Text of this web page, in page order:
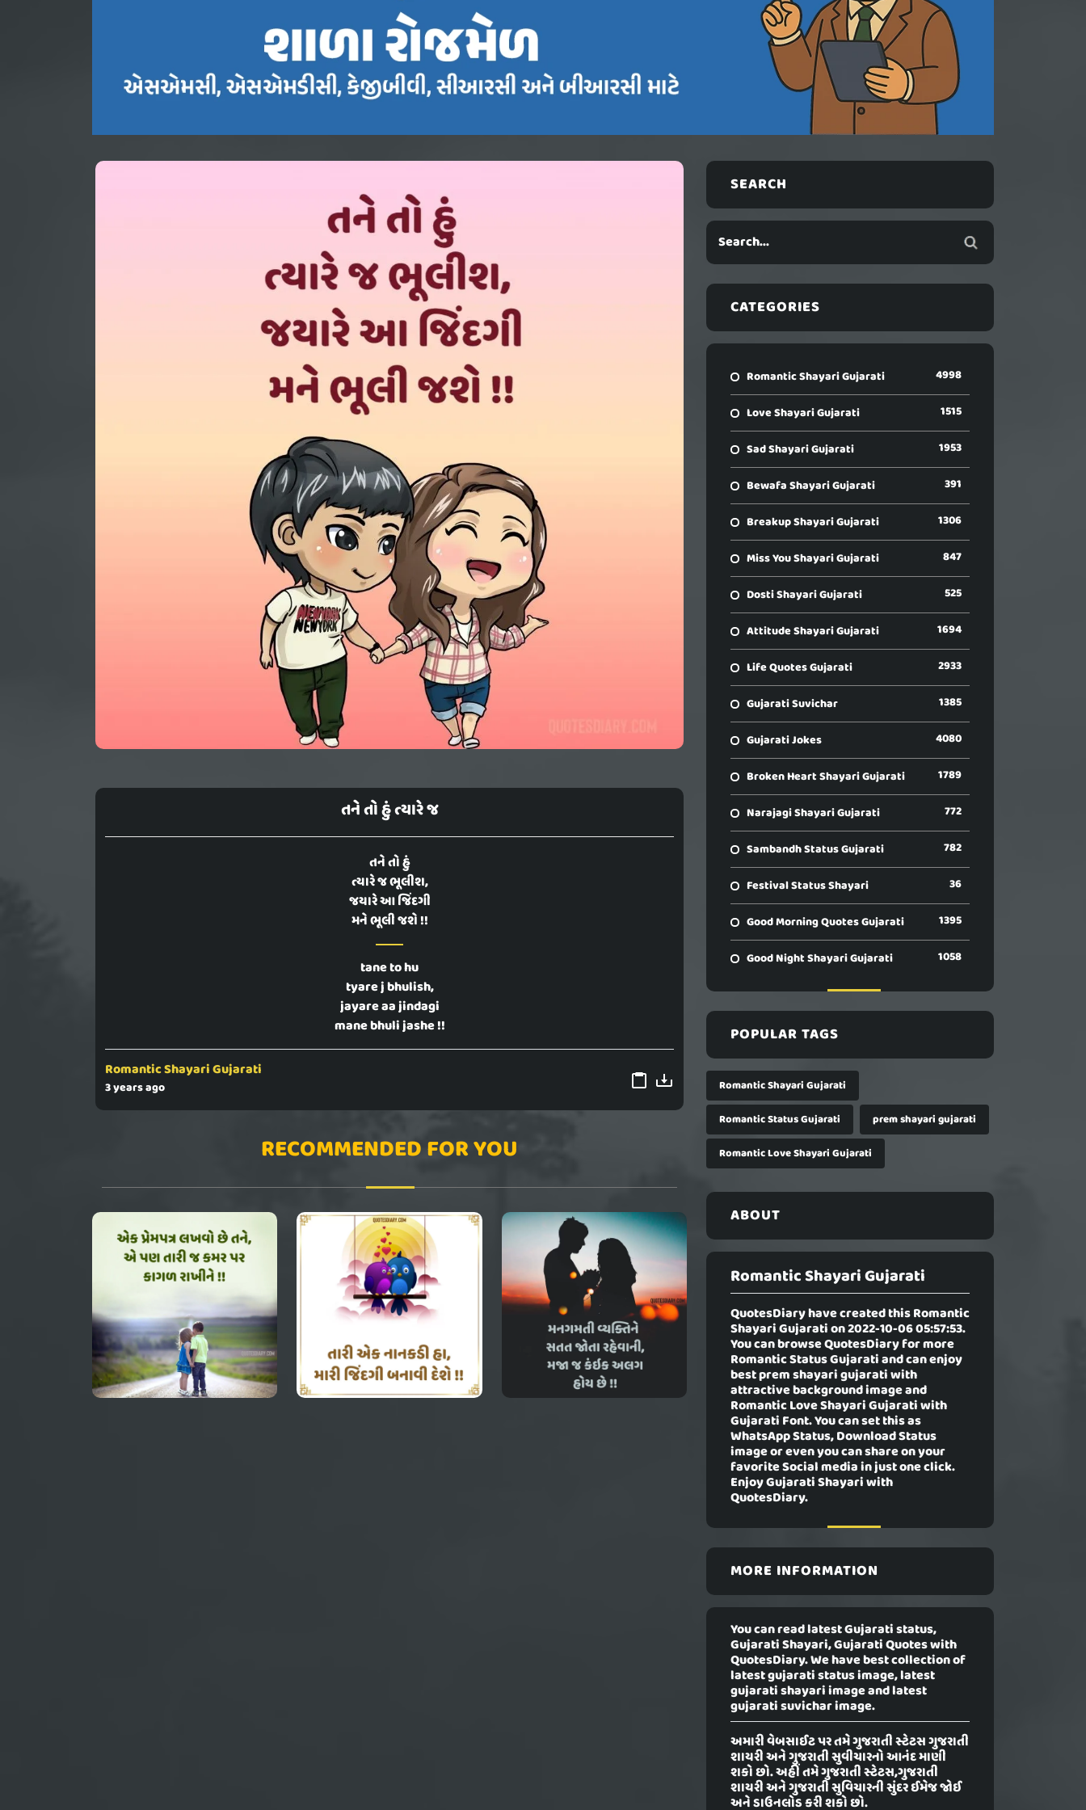
તને તો હું ત્યારે જ
તને તો હું
ત્યારે જ ભૂલીશ,
જયારે આ જિંદગી
મને ભૂલી જશે !!
tane to hu
tyare j bhulish,
jayare aa jindagi
mane bhuli jashe !!
Romantic Shayari Gujarati
3 years ago
RECOMMENDED FOR YOU
SEARCH
CATEGORIES
Romantic Shayari Gujarati 4998
Love Shayari Gujarati 1515
Sad Shayari Gujarati 1953
Bewafa Shayari Gujarati 391
Breakup Shayari Gujarati 1306
Miss You Shayari Gujarati 847
Dosti Shayari Gujarati 525
Attitude Shayari Gujarati 1694
Life Quotes Gujarati 2933
Gujarati Suvichar 1385
Gujarati Jokes 4080
Broken Heart Shayari Gujarati 1789
Narajagi Shayari Gujarati 772
Sambandh Status Gujarati 782
Festival Status Shayari 36
Good Morning Quotes Gujarati 1395
Good Night Shayari Gujarati 1058
POPULAR TAGS
Romantic Shayari Gujarati
Romantic Status Gujarati
prem shayari gujarati
Romantic Love Shayari Gujarati
ABOUT
Romantic Shayari Gujarati
QuotesDiary have created thisRomantic
Shayari Gujaration 2022-10-06 05:57:53.
You can browse QuotesDiary for more
Romantic Status Gujarati and can enjoy
best prem shayari gujarati with
attractive background image and
Romantic Love Shayari Gujarati with
Gujarati Font. You can set this as
WhatsApp Status, Download Status
image or even you can share on your
favorite Social media in just one click.
Enjoy Gujarati Shayari with
QuotesDiary.
MORE INFORMATION
You can read latest Gujarati status,
Gujarati Shayari, Gujarati Quotes with
QuotesDiary. We have best collection of
latest gujarati status image, latest
gujarati shayari image and latest
gujarati suvichar image.
અમારી વેબસાઈટ પર તમે ગુજરાતી સ્ટેટસ ગુજરાતી
શાયરી અને ગુજરાતી સુવીચારનો આનંદ માણી
શકો છો. અહીં તમે ગુજરાતી સ્ટેટસ,ગુજરાતી
શાયરી અને ગુજરાતી સુવિચારની સુંદર ઈમેજ જોઈ
અને ડાઉનલોડ કરી શકો છો.